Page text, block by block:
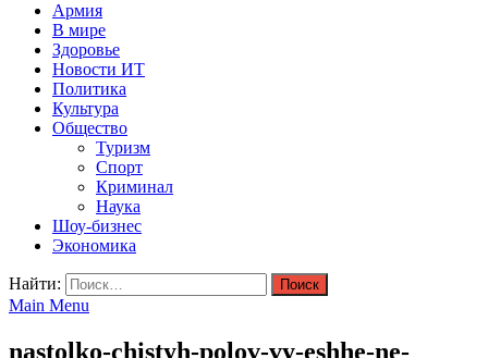
Армия
В мире
Здоровье
Новости ИТ
Политика
Культура
Общество
Туризм
Спорт
Криминал
Наука
Шоу-бизнес
Экономика
Найти:
Main Menu
nastolko-chistyh-polov-vy-eshhe-ne-